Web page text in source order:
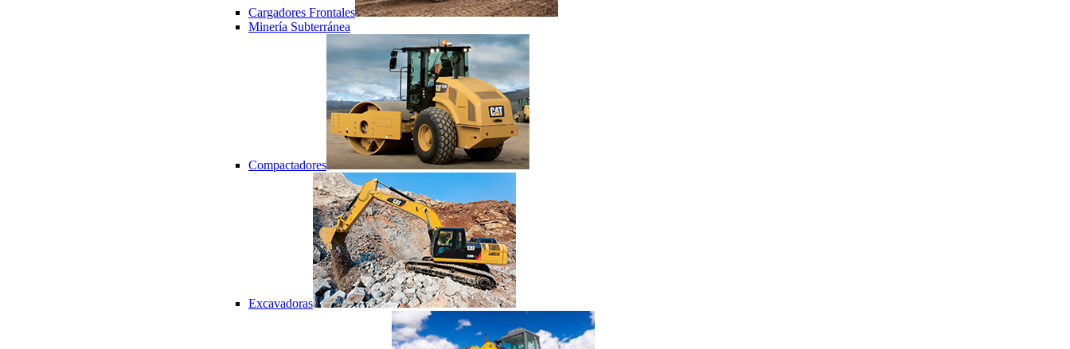
Cargadores Frontales
Minería Subterránea
Compactadores
Excavadoras